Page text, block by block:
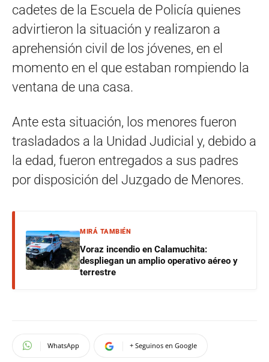
cadetes de la Escuela de Policía quienes
advirtieron la situación y realizaron a
aprehensión civil de los jóvenes, en el
momento en el que estaban rompiendo la
ventana de una casa.
Ante esta situación, los menores fueron
trasladados a la Unidad Judicial y, debido a
la edad, fueron entregados a sus padres
por disposición del Juzgado de Menores.
MIRÁ TAMBIÉN
Voraz incendio en Calamuchita:
despliegan un amplio operativo aéreo y
terrestre
WhatsApp + Seguinos en Google